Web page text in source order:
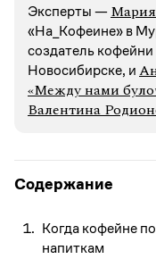
Эксперты —
«На_Кофеине» в
создатель
Новосибирске, и
«Между нами
Валентина
Содержание
Когда кофейне
напиткам